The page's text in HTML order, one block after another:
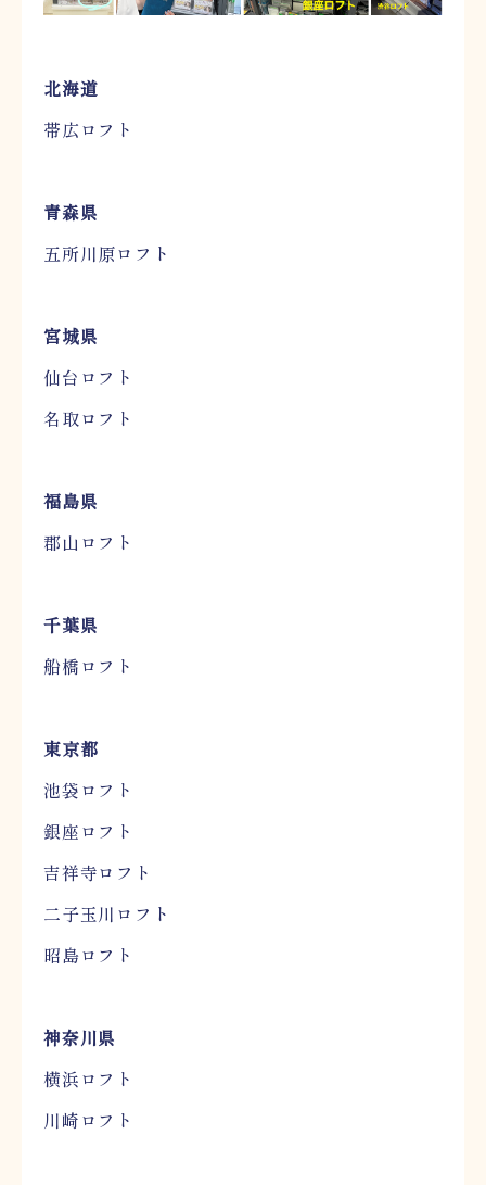
北海道
帯広ロフト
青森県
五所川原ロフト
宮城県
仙台ロフト
名取ロフト
福島県
郡山ロフト
千葉県
船橋ロフト
東京都
池袋ロフト
銀座ロフト
吉祥寺ロフト
二子玉川ロフト
昭島ロフト
神奈川県
横浜ロフト
川崎ロフト